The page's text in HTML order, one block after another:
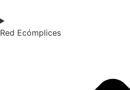
Red Ecómplices